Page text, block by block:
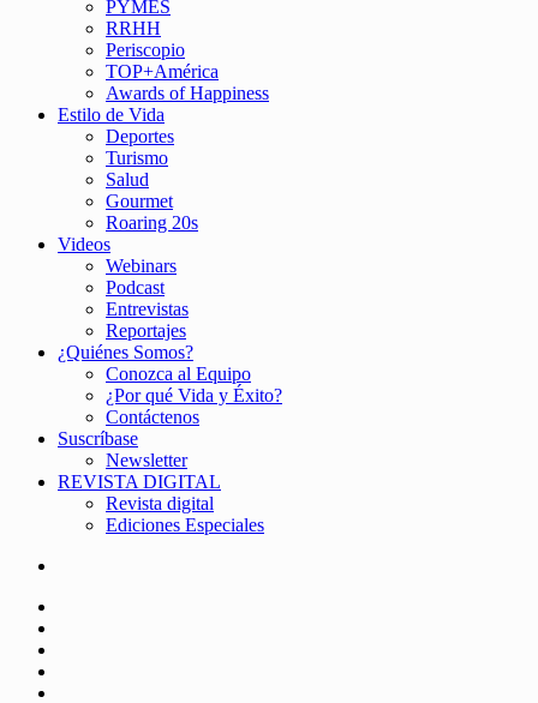
PYMES
RRHH
Periscopio
TOP+América
Awards of Happiness
Estilo de Vida
Deportes
Turismo
Salud
Gourmet
Roaring 20s
Videos
Webinars
Podcast
Entrevistas
Reportajes
¿Quiénes Somos?
Conozca al Equipo
¿Por qué Vida y Éxito?
Contáctenos
Suscríbase
Newsletter
REVISTA DIGITAL
Revista digital
Ediciones Especiales